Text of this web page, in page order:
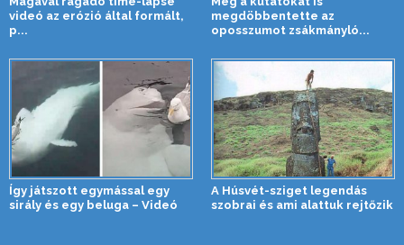
videó az erózió által formált,
p...
megdöbbentette az
oposszumot zsákmányló...
Így játszott egymással egy
sirály és egy beluga – Videó
A Húsvét-sziget legendás
szobrai és ami alattuk rejtőzik